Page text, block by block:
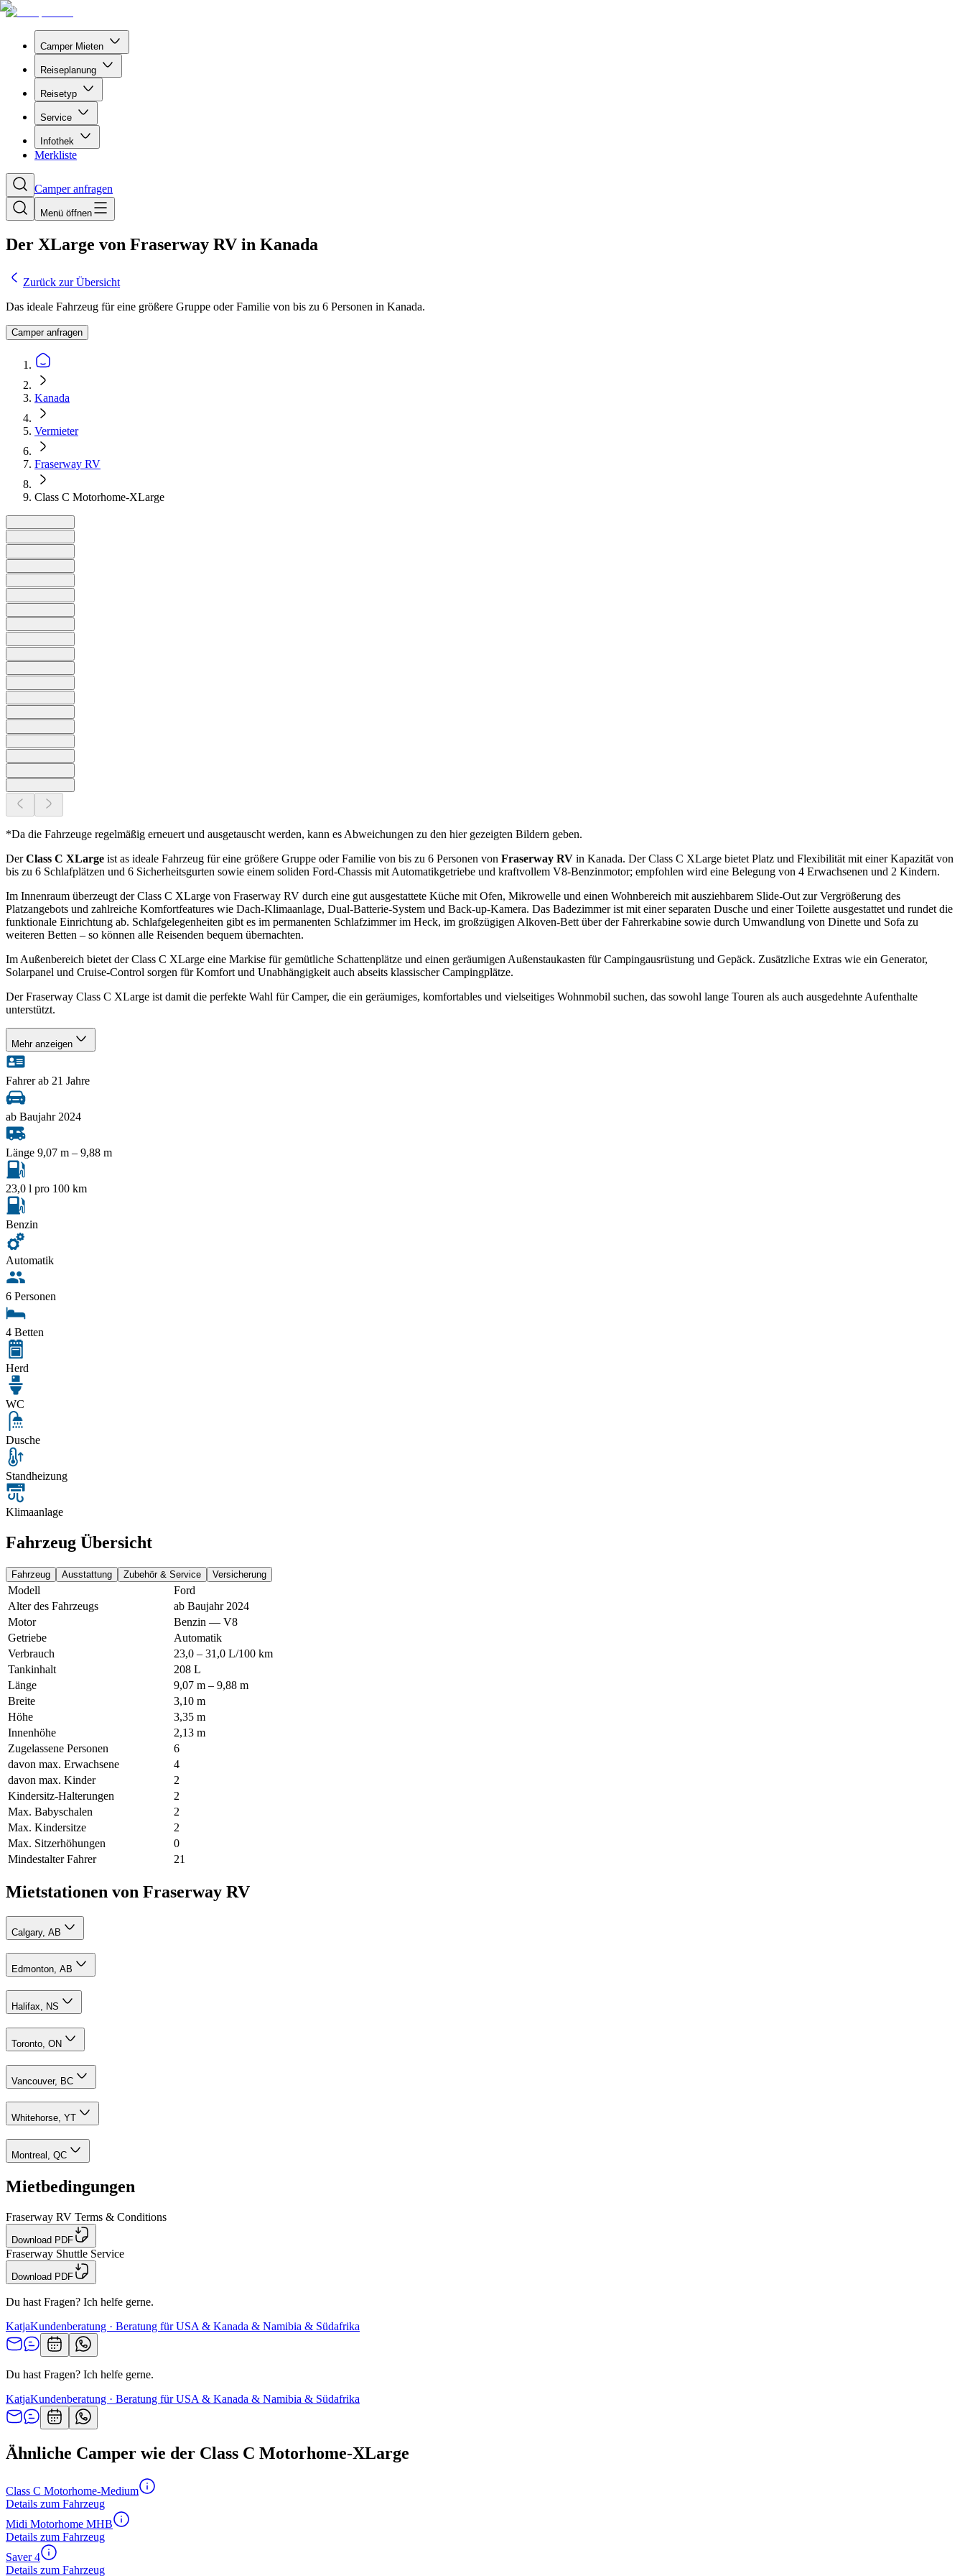
Camper Mieten
Reiseplanung
Reisetyp
Service
Infothek
Merkliste
Camper anfragen
Menü öffnen
Der XLarge von Fraserway RV in Kanada
Zurück zur Übersicht
Das ideale Fahrzeug für eine größere Gruppe oder Familie von bis zu 6 Personen in Kanada.
Camper anfragen
Kanada
Vermieter
Fraserway RV
Class C Motorhome-XLarge
*Da die Fahrzeuge regelmäßig erneuert und ausgetauscht werden, kann es Abweichungen zu den hier gezeigten Bildern geben.
DerClass C XLarge ist as ideale Fahrzeug für eine größere Gruppe oder Familie von bis zu 6 Personen von Fraserway RV in Kanada. Der Class C XLarge bietet Platz und Flexibilität mit einer Kapazität von
bis zu 6 Schlafplätzen und 6 Sicherheitsgurten sowie einem soliden Ford‑Chassis mit Automatikgetriebe und kraftvollem V8‑Benzinmotor; empfohlen wird eine Belegung von 4 Erwachsenen und 2 Kindern.
Im Innenraum überzeugt der Class C XLarge von Fraserway RV durch eine gut ausgestattete Küche mit Ofen, Mikrowelle und einen Wohnbereich mit ausziehbarem Slide‑Out zur Vergrößerung des
Platzangebots und zahlreiche Komfortfeatures wie Dach‑Klimaanlage, Dual‑Batterie‑System und Back‑up‑Kamera. Das Badezimmer ist mit einer separaten Dusche und einer Toilette ausgestattet und rundet die
funktionale Einrichtung ab. Schlafgelegenheiten gibt es im permanenten Schlafzimmer im Heck, im großzügigen Alkoven‑Bett über der Fahrerkabine sowie durch Umwandlung von Dinette und Sofa zu
weiteren Betten – so können alle Reisenden bequem übernachten.
Im Außenbereich bietet der Class C XLarge eine Markise für gemütliche Schattenplätze und einen geräumigen Außenstaukasten für Campingausrüstung und Gepäck. Zusätzliche Extras wie ein Generator,
Solarpanel und Cruise‑Control sorgen für Komfort und Unabhängigkeit auch abseits klassischer Campingplätze.
Der Fraserway Class C XLarge ist damit die perfekte Wahl für Camper, die ein geräumiges, komfortables und vielseitiges Wohnmobil suchen, das sowohl lange Touren als auch ausgedehnte Aufenthalte
unterstützt.
Mehr anzeigen
Fahrer ab 21 Jahre
ab Baujahr 2024
Länge 9,07 m – 9,88 m
23,0 l pro 100 km
Benzin
Automatik
6 Personen
4 Betten
Herd
WC
Dusche
Standheizung
Klimaanlage
Fahrzeug Übersicht
Fahrzeug Ausstattung Zubehör & Service Versicherung
Modell
Ford
Alter des Fahrzeugs
ab Baujahr 2024
Motor
Benzin — V8
Getriebe
Automatik
Verbrauch
23,0 – 31,0 L/100 km
Tankinhalt
208 L
Länge
9,07 m – 9,88 m
Breite
3,10 m
Höhe
3,35 m
Innenhöhe
2,13 m
Zugelassene Personen
6
davon max. Erwachsene
4
davon max. Kinder
2
Kindersitz-Halterungen
2
Max. Babyschalen
2
Max. Kindersitze
2
Max. Sitzerhöhungen
0
Mindestalter Fahrer
21
Mietstationen von Fraserway RV
Calgary, AB
Edmonton, AB
Halifax, NS
Toronto, ON
Vancouver, BC
Whitehorse, YT
Montreal, QC
Mietbedingungen
Fraserway RV Terms & Conditions
Download PDF
Fraserway Shuttle Service
Download PDF
Du hast Fragen? Ich helfe gerne.
KatjaKundenberatung · Beratung für USA & Kanada & Namibia & Südafrika
Du hast Fragen? Ich helfe gerne.
KatjaKundenberatung · Beratung für USA & Kanada & Namibia & Südafrika
Ähnliche Camper wie der Class C Motorhome-XLarge
Class C Motorhome-Medium
Details zum Fahrzeug
Midi Motorhome MHB
Details zum Fahrzeug
Saver 4
Details zum Fahrzeug